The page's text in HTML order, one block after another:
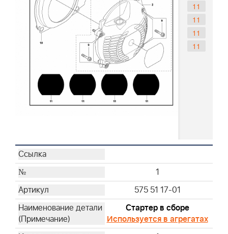
11
11
11
11
1
575 51 17-01
Стартер в сборе
Используется в агрегатах